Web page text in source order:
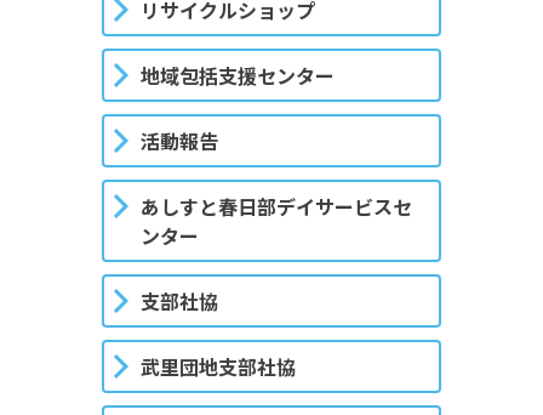
リサイクルショップ
地域包括支援センター
活動報告
あしすと春日部デイサービスセ
ンター
支部社協
武里団地支部社協